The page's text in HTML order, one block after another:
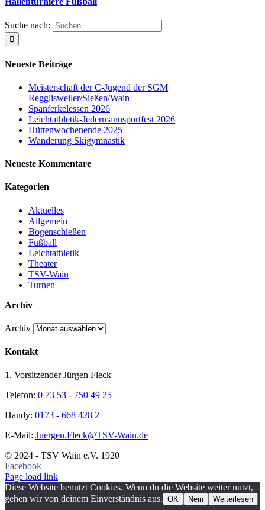
Suche nach:
Neueste Beiträge
Meisterschaft der C-Jugend der SGM
Regglisweiler/Sießen/Wain
Spanferkelessen 2026
Leichtathletik-Jedermannsportfest 2026
Hüttenwochenende 2025
Wanderung Skigymnastik
Neueste Kommentare
Kategorien
Aktuelles
Allgemein
Bogenschießen
Fußball
Leichtathletik
Theater
TSV-Wain
Turnen
Archiv
Archiv
Kontakt
1. Vorsitzender Jürgen Fleck
Telefon: 0 73 53 - 750 49 25
Handy: 0173 - 668 428 2
E-Mail: Juergen.Fleck@TSV-Wain.de
© 2024 - TSV Wain e.V. 1920
Facebook
Page load link
Diese Website benutzt Cookies. Wenn du die Website weiter nutzt,
gehen wir von deinem Einverständnis aus. OK Nein Weiterlesen